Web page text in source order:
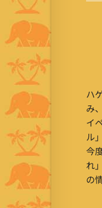
ハ
み
イ
ル
今
れ
の